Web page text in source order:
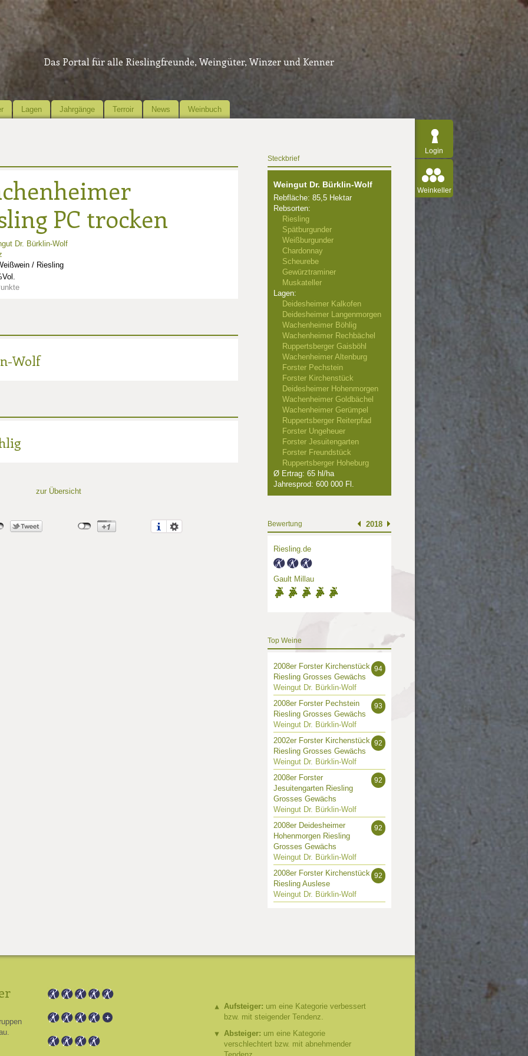
Das Portal für alle Rieslingfreunde, Weingüter, Winzer und Kenner
Lagen Jahrgänge Terroir News Weinbuch
Login
Weinkeller
PC trocken
Dr. Bürklin-Wolf
/ Riesling
Wolf
zur Übersicht
Steckbrief
Weingut Dr. Bürklin-Wolf
Rebfläche: 85,5 Hektar
Rebsorten:
Riesling
Spätburgunder
Weißburgunder
Chardonnay
Scheurebe
Gewürztraminer
Muskateller
Lagen:
Deidesheimer Kalkofen
Deidesheimer Langenmorgen
Wachenheimer Böhlig
Wachenheimer Rechbächel
Ruppertsberger Gaisböhl
Wachenheimer Altenburg
Forster Pechstein
Forster Kirchenstück
Deidesheimer Hohenmorgen
Wachenheimer Goldbächel
Wachenheimer Gerümpel
Ruppertsberger Reiterpfad
Forster Ungeheuer
Forster Jesuitengarten
Forster Freundstück
Ruppertsberger Hoheburg
Ø Ertrag: 65 hl/ha
Jahresprod: 600 000 Fl.
Bewertung 2018
Riesling.de
Gault Millau
Top Weine
94
2008er Forster Kirchenstück
Riesling Grosses Gewächs
Weingut Dr. Bürklin-Wolf
93
2008er Forster Pechstein
Riesling Grosses Gewächs
Weingut Dr. Bürklin-Wolf
92
2002er Forster Kirchenstück
Riesling Grosses Gewächs
Weingut Dr. Bürklin-Wolf
92
2008er Forster
Jesuitengarten Riesling
Grosses Gewächs
Weingut Dr. Bürklin-Wolf
92
2008er Deidesheimer
Hohenmorgen Riesling
Grosses Gewächs
Weingut Dr. Bürklin-Wolf
92
2008er Forster Kirchenstück
Riesling Auslese
Weingut Dr. Bürklin-Wolf
Aufsteiger: um eine Kategorie verbessert
bzw. mit steigender Tendenz.
Absteiger: um eine Kategorie
verschlechtert bzw. mit abnehmender